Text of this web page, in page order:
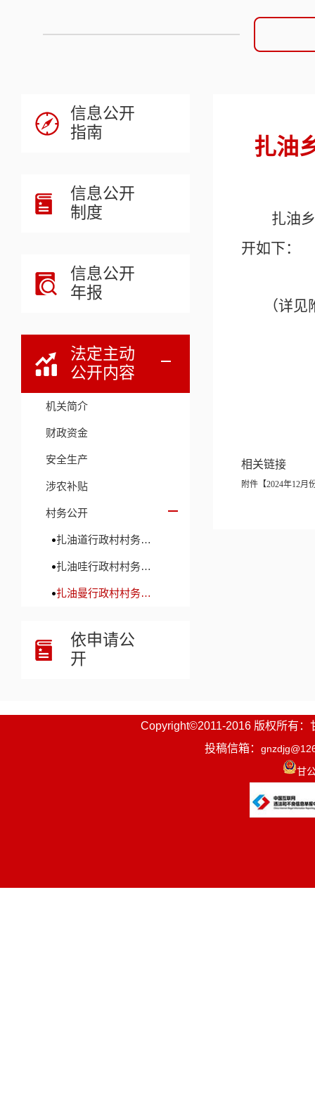
信息公开
指南
信息公开
制度
信息公开
年报
法定主动
公开内容
机关简介
财政资金
安全生产
涉农补贴
村务公开
扎油道行政村村务公开
扎油哇行政村村务公开
扎油曼行政村村务公开
依申请公
开
扎油
扎油乡
开如下：
（详
相关链接
附件【2024年12月
Copyright©2011-2016 版权所有：
投稿信箱：
甘